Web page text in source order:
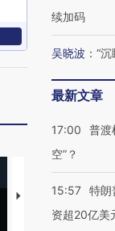
马航飞行员跨国走私7
粒摇头丸 尿检体内含3
续加码
吴晓波 ： “
最新文章
17:00
普渡
空”？
15:57 特朗
资超20亿美